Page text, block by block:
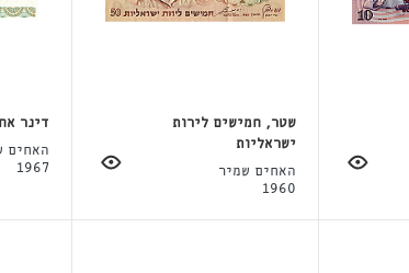
שטר, חמישים לירות
ישראליות
האחים שמיר
1960
דינר
האחים
1967